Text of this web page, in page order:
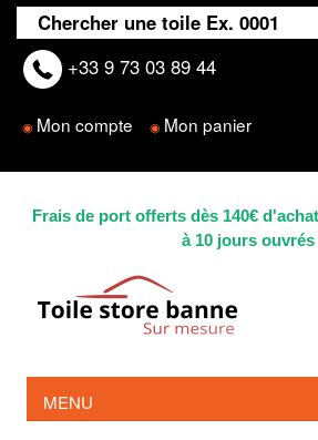
+33 9 73 03 89 44
◉ Mon compte ◉ Mon panier
Frais de port offerts dès 140€
à 10 jours ouvrés
MENU